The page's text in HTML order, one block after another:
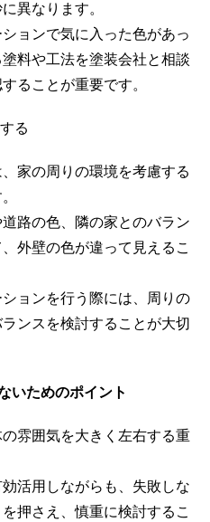
異なります。
ョンで気に入った色があっ
料や工法を塗装会社と相談
ることが重要です。
る
家の周りの環境を考慮する
路の色、隣の家とのバラン
外壁の色が違って見えるこ
ョンを行う際には、周りの
ンスを検討することが大切
いためのポイント
雰囲気を大きく左右する重
活用しながらも、失敗しな
押さえ、慎重に検討するこ